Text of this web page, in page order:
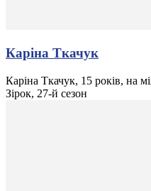
Каріна Ткачук
Каріна Ткачук, 15 років, на
Зірок, 27-й сезон